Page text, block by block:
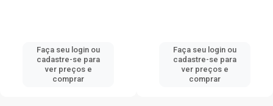
Faça seu login ou
cadastre-se para
ver preços e
comprar
Faça seu login ou
cadastre-se para
ver preços e
comprar